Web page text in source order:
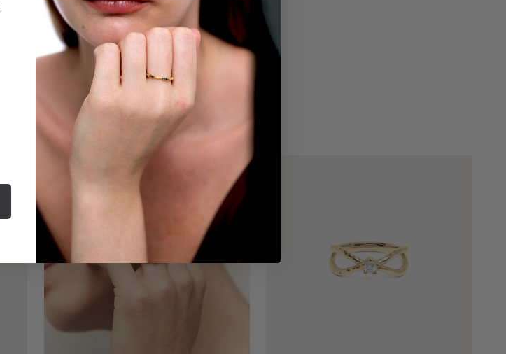
Teilweise sofort lieferbar